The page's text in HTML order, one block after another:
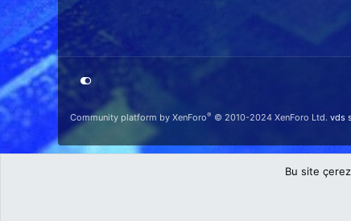
Community platform by XenForo® © 2010-2024 XenForo Ltd. vds
Bu site